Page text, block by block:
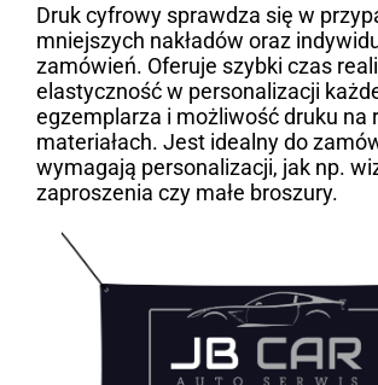
Druk cyfrowy sprawdza się w
mniejszych nakładów oraz
zamówień. Oferuje szybki czas
elastyczność w personalizacji
egzemplarza i możliwość druku na
materiałach. Jest idealny do
wymagają personalizacji, jak np.
zaproszenia czy małe broszury.